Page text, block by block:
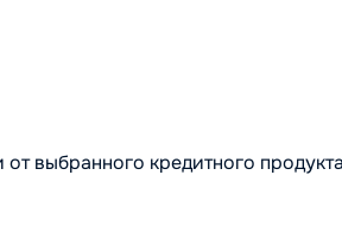
выбранного кредитного